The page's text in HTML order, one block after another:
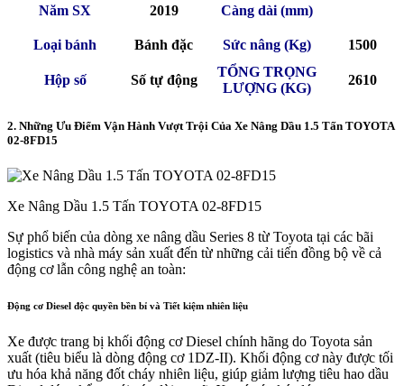
Năm SX 2019 Càng dài (mm)
Loại bánh Bánh đặc Sức nâng (Kg) 1500
Hộp số Số tự động
TỔNG TRỌNG
LƯỢNG (KG)
2610
2. Những Ưu Điểm Vận Hành Vượt Trội Của Xe Nâng Dầu 1.5 Tấn TOYOTA
02-8FD15
Xe Nâng Dầu 1.5 Tấn TOYOTA 02-8FD15
Sự phổ biến của dòng xe nâng dầu Series 8 từ Toyota tại các bãi
logistics và nhà máy sản xuất đến từ những cải tiến đồng bộ về cả
động cơ lẫn công nghệ an toàn:
Động cơ Diesel độc quyền bền bỉ và Tiết kiệm nhiên liệu
Xe được trang bị khối động cơ Diesel chính hãng do Toyota sản
xuất (tiêu biểu là dòng động cơ 1DZ-II). Khối động cơ này được tối
ưu hóa khả năng đốt cháy nhiên liệu, giúp giảm lượng tiêu hao dầu